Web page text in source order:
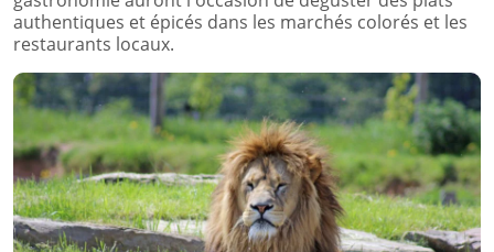
authentiques et épicés dans les marchés colorés et les
restaurants locaux.